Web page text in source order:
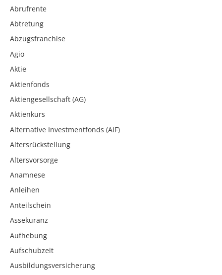
Abrufrente
Abtretung
Abzugsfranchise
Agio
Aktie
Aktienfonds
Aktiengesellschaft (AG)
Aktienkurs
Alternative Investmentfonds (AIF)
Altersrückstellung
Altersvorsorge
Anamnese
Anleihen
Anteilschein
Assekuranz
Aufhebung
Aufschubzeit
Ausbildungsversicherung